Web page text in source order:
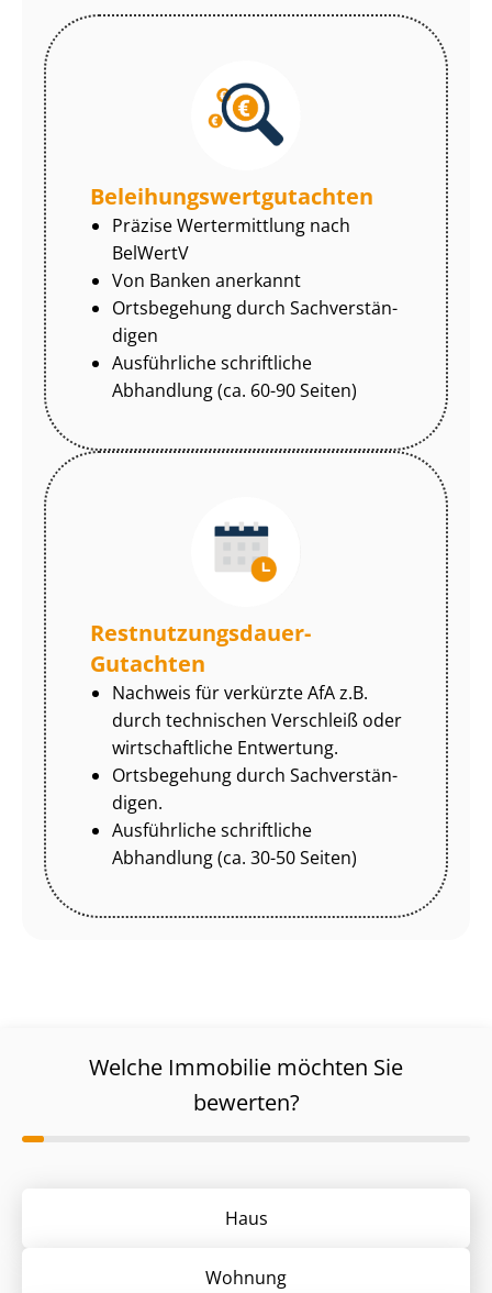
Be­lei­hungs­wert­gut­ach­ten
Präzise Wertermittlung nach
BelWertV
Von Banken anerkannt
Ortsbegehung durch Sach­ver­stän­
di­gen
Ausführliche schriftliche
Abhandlung (ca. 60-90 Seiten)
Rest­nut­zungs­dau­er-
Gutachten
Nachweis für verkürzte AfA z.B.
durch technischen Verschleiß oder
wirtschaftliche Entwertung.
Ortsbegehung durch Sach­ver­stän­
di­gen.
Ausführliche schriftliche
Abhandlung (ca. 30-50 Seiten)
Welche Immobilie möchten Sie
bewerten?
Haus
Wohnung